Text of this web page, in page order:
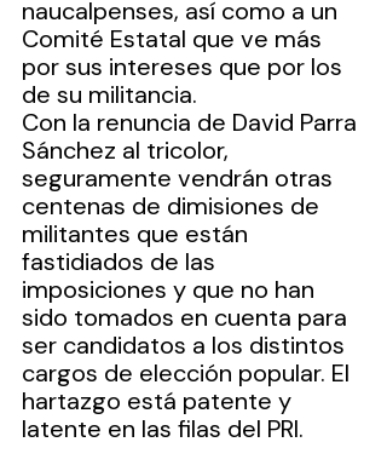
naucalpenses, así como a un
Comité Estatal que ve más
por sus intereses que por los
de su militancia.
Con la renuncia de David Parra
Sánchez al tricolor,
seguramente vendrán otras
centenas de dimisiones de
militantes que están
fastidiados de las
imposiciones y que no han
sido tomados en cuenta para
ser candidatos a los distintos
cargos de elección popular. El
hartazgo está patente y
latente en las filas del PRI.